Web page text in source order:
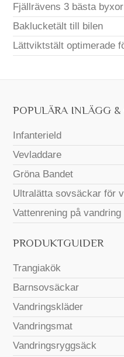
Fjällrävens 3 bästa
Baklucketält till bilen
Lättviktstält optimerade
POPULÄRA INLÄGG &
Infanterield
Vevladdare
Gröna Bandet
Ultralätta sovsäckar för
Vattenrening på vandring
PRODUKTGUIDER
Trangiakök
Barnsovsäckar
Vandringskläder
Vandringsmat
Vandringsryggsäck